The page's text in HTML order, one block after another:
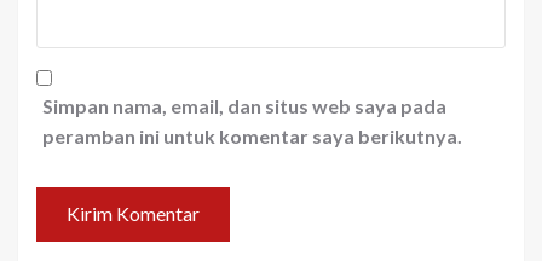
Simpan nama, email, dan situs web saya pada
peramban ini untuk komentar saya berikutnya.